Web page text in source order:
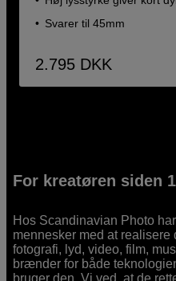
Svarer til 45mm
2.795 DKK
For kreatøren siden
Hos Scandinavian Photo
mennesker med at
fotografi, lyd, video, film,
brænder for både
bruger den. Vi ved, at de